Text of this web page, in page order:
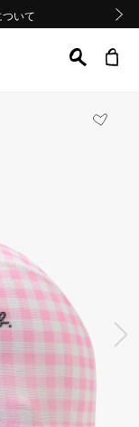
ついて
いて
ついて